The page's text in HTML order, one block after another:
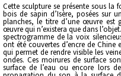
Cette sculpture se présente sous la
bois de sapin d’Isère, posées sur
planches, le titre d’une œuvre est
œuvre qui n’existera que dans
spectrogramme de la voix
ont été couvertes d’encre de
qui permet de rendre visible les
ondes. Ces moirures de surface
surface de l’eau ou encore lors